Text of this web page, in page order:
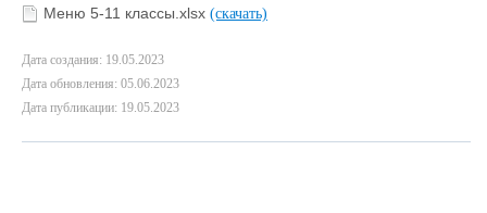
Меню 5-11 классы.xlsx (скачать)
Дата создания: 19.05.2023
Дата обновления: 05.06.2023
Дата публикации: 19.05.2023